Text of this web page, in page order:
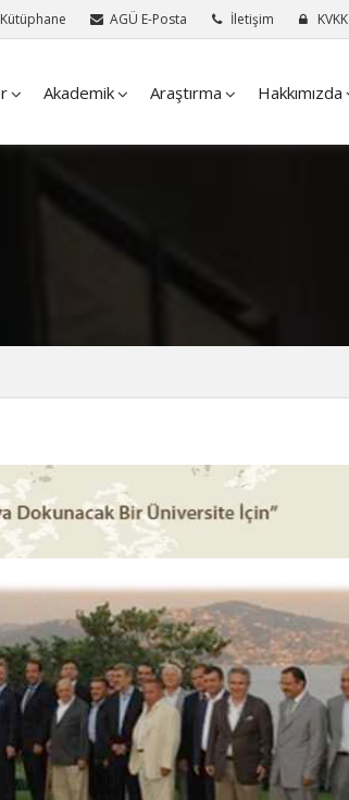
AGÜ E-Posta İletişim KVKK
Akademik Araştırma Hakkımızda